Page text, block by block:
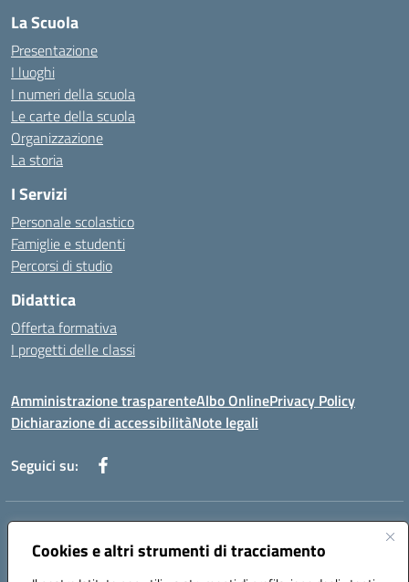
Cookies e altri strumenti di tracciamento
La Scuola
Presentazione
I luoghi
I numeri della scuola
Le carte della scuola
Organizzazione
La storia
I Servizi
Personale scolastico
Famiglie e studenti
Percorsi di studio
Didattica
Offerta formativa
I progetti delle classi
Amministrazione trasparenteAlbo OnlinePrivacy Policy
Dichiarazione di accessibilitàNote legali
Seguici su:
Indirizzo:
Centralino:+39 0965 78 12 60 Email:rcic841003@istruzione.it